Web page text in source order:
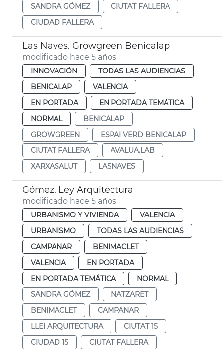
SANDRA GÓMEZ
CIUTAT FALLERA
CIUDAD FALLERA
Las Naves. Growgreen Benicalap
modificado hace 5 años
INNOVACIÓN
TODAS LAS AUDIENCIAS
BENICALAP
VALENCIA
EN PORTADA
EN PORTADA TEMÁTICA
NORMAL
BENICALAP
GROWGREEN
ESPAI VERD BENICALAP
CIUTAT FALLERA
AVALUA.LAB
XARXASALUT
LASNAVES
Gómez. Ley Arquitectura
modificado hace 5 años
URBANISMO Y VIVIENDA
VALENCIA
URBANISMO
TODAS LAS AUDIENCIAS
CAMPANAR
BENIMACLET
VALENCIA
EN PORTADA
EN PORTADA TEMÁTICA
NORMAL
SANDRA GÓMEZ
NATZARET
BENIMACLET
CAMPANAR
LLEI ARQUITECTURA
CIUTAT 15
CIUDAD 15
CIUTAT FALLERA